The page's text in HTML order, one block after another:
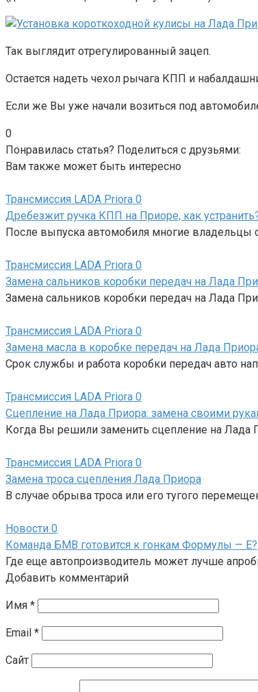
Так выглядит отрегулированный зацеп.
Остается надеть чехол рычага КПП и
Если же Вы уже начали возиться под
0
Понравилась статья? Поделиться с друзьями:
Вам также может быть интересно
Трансмиссия LADA Priora 0
Дребезжит ручка КПП на Приоре, как
После выпуска автомобиля многие владельцы
Трансмиссия LADA Priora 0
Замена сальников коробки передач на Лада
Замена сальников коробки передач на Лада
Трансмиссия LADA Priora 0
Замена масла в коробке передач на Лада
Срок службы и работа коробки передач авто
Трансмиссия LADA Priora 0
Сцепление на Лада Приора: замена своими
Когда Вы решили заменить сцепление на Лада
Трансмиссия LADA Priora 0
Замена троса сцепления Лада Приора
В случае обрыва троса или его тугого
Новости 0
Команда БМВ готовится к гонкам Формулы — Е?
Где еще автопроизводитель может лучше
Добавить комментарий
Имя *
Email *
Сайт